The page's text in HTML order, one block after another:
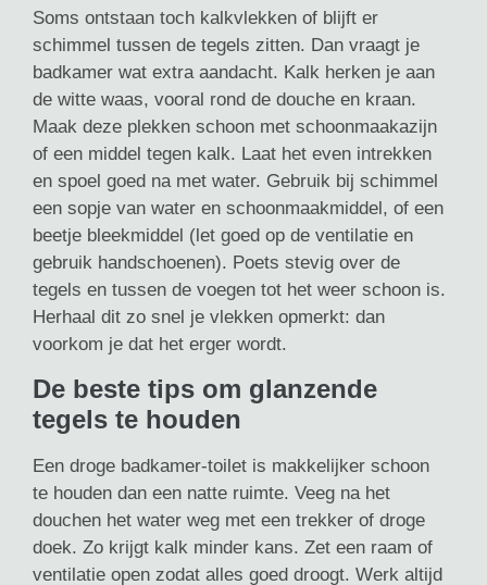
Soms ontstaan toch kalkvlekken of blijft er
schimmel tussen de tegels zitten. Dan vraagt je
badkamer wat extra aandacht. Kalk herken je aan
de witte waas, vooral rond de douche en kraan.
Maak deze plekken schoon met schoonmaakazijn
of een middel tegen kalk. Laat het even intrekken
en spoel goed na met water. Gebruik bij schimmel
een sopje van water en schoonmaakmiddel, of een
beetje bleekmiddel (let goed op de ventilatie en
gebruik handschoenen). Poets stevig over de
tegels en tussen de voegen tot het weer schoon is.
Herhaal dit zo snel je vlekken opmerkt: dan
voorkom je dat het erger wordt.
De beste tips om glanzende
tegels te houden
Een droge badkamer-toilet is makkelijker schoon
te houden dan een natte ruimte. Veeg na het
douchen het water weg met een trekker of droge
doek. Zo krijgt kalk minder kans. Zet een raam of
ventilatie open zodat alles goed droogt. Werk altijd